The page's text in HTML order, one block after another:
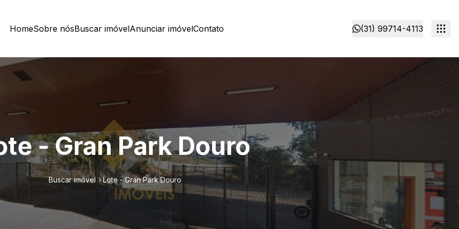
HomeSobre nósBuscar imóvelAnunciar imóvelContato (31) 99714-4113
- Gran Park Douro
Buscar imóvel Lote - Gran Park Douro